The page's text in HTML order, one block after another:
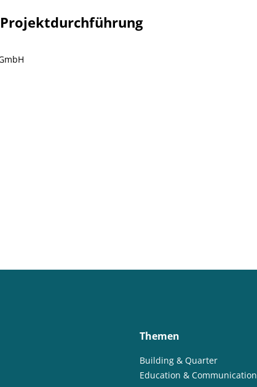
Projektdurchführung
Themen
Building & Quarter
Education & Communication